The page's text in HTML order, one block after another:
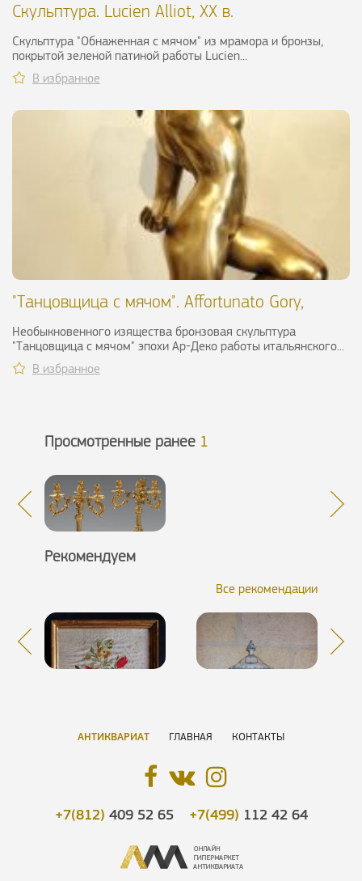
Скульптура. Lucien Alliot, ХХ в.
Скульптура "Обнаженная с мячом" из мрамора и бронзы,
покрытой зеленой патиной работы Lucien...
В избранное
"Танцовщица с мячом". Affortunato Gory,
Необыкновенного изящества бронзовая скульптура
"Танцовщица с мячом" эпохи Ар-Деко работы итальянского...
В избранное
Просмотренные ранее 1
Рекомендуем
Все рекомендации
АНТИКВАРИАТ ГЛАВНАЯ КОНТАКТЫ
+7(812) 409 52 65 +7(499) 112 42 64